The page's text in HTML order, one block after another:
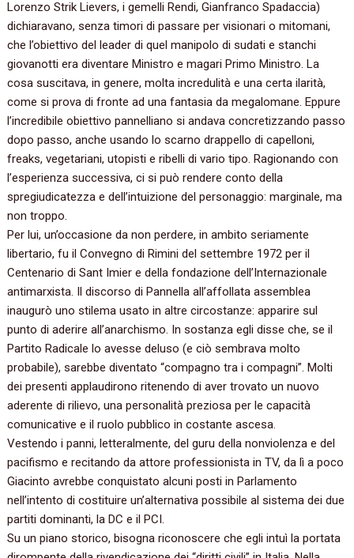
Lorenzo Strik Lievers,‭ ‬i gemelli Rendi,‭ ‬Gianfranco Spadaccia‭)
‬dichiaravano,‭ ‬senza timori di passare per visionari o mitomani,‭
‬che l’obiettivo del leader di quel manipolo di sudati e stanchi
giovanotti era diventare Ministro e magari Primo Ministro.‭ ‬La
cosa suscitava,‭ ‬in genere,‭ ‬molta incredulità e una certa ilarità,‭
‬come si prova di fronte ad una fantasia da megalomane.‭ ‬Eppure
l’incredibile obiettivo pannelliano si andava concretizzando passo
dopo passo,‭ ‬anche usando lo scarno drappello di capelloni,‭
‬freaks,‭ ‬vegetariani,‭ ‬utopisti e ribelli di vario tipo.‭ ‬Ragionando con
l’esperienza successiva,‭ ‬ci si può rendere conto della
spregiudicatezza e dell’intuizione del personaggio:‭ ‬marginale,‭ ‬ma
non troppo.
Per lui,‭ ‬un’occasione da non perdere,‭ ‬in ambito seriamente
libertario,‭ ‬fu il Convegno di Rimini del settembre‭ ‬1972‭ ‬per il
Centenario di Sant Imier e della fondazione dell’Internazionale
antimarxista.‭ ‬Il discorso di Pannella all’affollata assemblea
inaugurò uno stilema usato in altre circostanze:‭ ‬apparire sul
punto di aderire all’anarchismo.‭ ‬In sostanza egli disse che,‭ ‬se il
Partito Radicale lo avesse deluso‭ (‬e ciò sembrava molto
probabile‭)‬,‭ ‬sarebbe diventato‭ “‬compagno tra i compagni‭”‬.‭ ‬Molti
dei presenti applaudirono ritenendo di aver trovato un nuovo
aderente di rilievo,‭ ‬una personalità preziosa per le capacità
comunicative e il ruolo pubblico in costante ascesa.
Vestendo i panni,‭ ‬letteralmente,‭ ‬del guru della nonviolenza e del
pacifismo e recitando da attore professionista in TV,‭ ‬da lì a poco
Giacinto avrebbe conquistato alcuni posti in Parlamento
nell’intento di costituire un’alternativa possibile al sistema dei due
partiti dominanti,‭ ‬la DC e il PCI.‭
Su un piano storico,‭ ‬bisogna riconoscere che egli intuì la portata